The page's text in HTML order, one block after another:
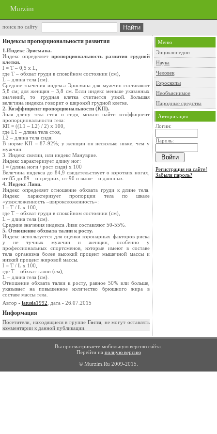
Murzim
поиск по сайту
Индексы пропорциональности развития
1.Индекс Эрисмана.
Индекс определяет пропорциональность развития грудной
клетки.
I = Т – 0,5 х L,
где Т – обхват груди в спокойном состоянии (см),
L – длина тела (см).
Средние значения индекса Эрисмана для мужчин составляют
5,8 см; для женщин – 3,8 см. Если индекс меньше указанных
значений, то грудная клетка считается узкой. Большая
величина индекса говорит о широкой грудной клетке.
2. Коэффициент пропорциональности (KП).
Зная длину тела стоя и сидя, можно найти коэффициент
пропорциональности тела:
КП = ((L1 – L2) / 2) х 100,
где L1 – длина тела стоя,
L2 – длина тела сидя.
В норме KП = 87-92%; у женщин он несколько ниже, чем у
мужчин.
3. Индекс скелии, или индекс Мануврие.
Индекс характеризует длину ног:
I = (длина ноги / рост сидя) х 100
Величина индекса до 84,9 свидетельствует о коротких ногах,
от 85 до 89 – о средних, от 90 и выше – о длинных.
4. Индекс Ливи.
Индекс определяет отношение обхвата груди к длине тела.
Индекс характеризует пропорции тела по шкале
«узкосложенность –широксложенность»:
I = T / L х 100,
где Т – обхват груди в спокойном состоянии (см),
L – длина тела (см).
Средние значения индекса Ливи составляют 50-55%.
5. Отношение обхвата талии к росту.
Индекс используется для оценки коронарных факторов риска
у не тучных мужчин и женщин, особенно у
профессиональных спортсменов, которые имеют в составе
тела организма более высокий процент мышечной массы и
низкий процент жировой массы.
I = T / L х 100,
где Т – обхват талии (см),
L – длина тела (см).
Отношение обхвата талии к росту, равное 50% или больше,
указывает на повышенное количество брюшного жира в
составе массы тела.
Автор - jatusia1992 , дата - 26.07.2015
Информация
Посетители, находящиеся в группе Гости, не могут оставлять
комментарии к данной публикации.
Меню
Энциклопедии
Наука
Человек
Гороскопы
Необъяснимое
Народные средства
Авторизация
Логин:
Пароль:
Регистрация на сайте!
Забыли пароль?
Вы просматриваете мобильную версию сайта.
Перейти на полную версию
© Murzim.Ru 2009-2015.